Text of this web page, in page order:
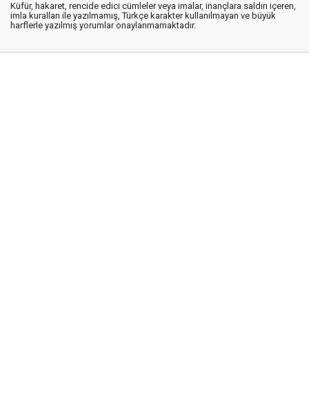
Küfür, hakaret, rencide edici cümleler veya imalar, inançlara saldırı içeren,
imla kuralları ile yazılmamış, Türkçe karakter kullanılmayan ve büyük
harflerle yazılmış yorumlar onaylanmamaktadır.